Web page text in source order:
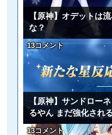
【原神】オデットは
な？
13コメント
【原神】サンドロー
るやん まだ強化され
13コメント